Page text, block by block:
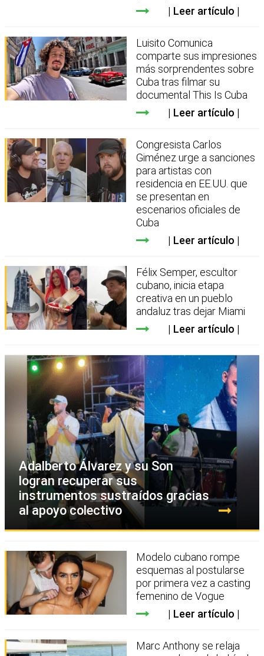
Leer artículo
Luisito Comunica
comparte sus impresiones
más sorprendentes sobre
Cuba tras filmar su
documental This Is Cuba
Leer artículo
Congresista Carlos
Giménez urge a sanciones
para artistas con
residencia en EE.UU. que
se presentan en
escenarios oficiales de
Cuba
Leer artículo
Félix Semper, escultor
cubano, inicia etapa
creativa en un pueblo
andaluz tras dejar Miami
Leer artículo
Adalberto Álvarez y su Son
logran recuperar sus
instrumentos sustraídos gracias
al apoyo colectivo
Modelo cubano rompe
esquemas al postularse
por primera vez a casting
femenino de Vogue
Leer artículo
Marc Anthony se relaja